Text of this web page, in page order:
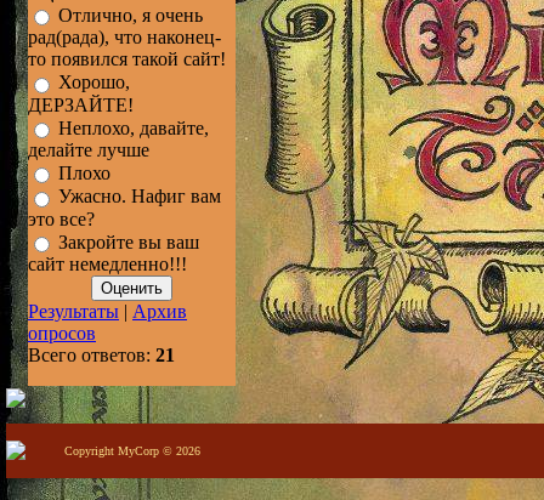
Отлично, я очень
рад(рада), что наконец-
то появился такой сайт!
Хорошо,
ДЕРЗАЙТЕ!
Неплохо, давайте,
делайте лучше
Плохо
Ужасно. Нафиг вам
это все?
Закройте вы ваш
сайт немедленно!!!
Результаты | Архив
опросов
Всего ответов: 21
Copyright MyCorp © 2026